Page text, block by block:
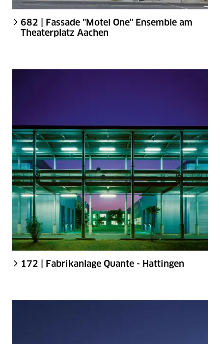
682 | Fassade "Motel One" Ensemble am
Theaterplatz Aachen
172 | Fabrikanlage Quante - Hattingen